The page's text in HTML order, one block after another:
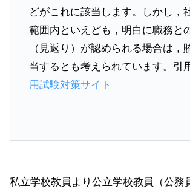
どがこれに該当します。しかし，
範囲内といえども，明白に職務と
（見返り）が認められる場合は，
当するとも考えられています。引
用試験対策サイト
私立学校教員より公立学校教員（公務